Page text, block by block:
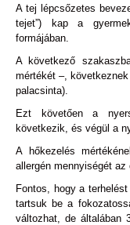
A tej lépcsőzetes
tejet”) kap a
formájában.
A következő
mértékét –,
palacsinta).
Ezt követően a
következik, és végül a
A hőkezelés
allergén mennyiségét az
Fontos, hogy a
tartsuk be a
változhat, de általában